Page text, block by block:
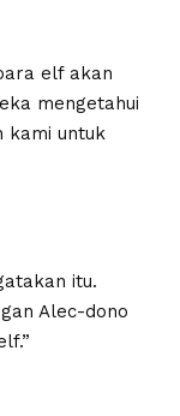
elf akan
mengetahui
kami untuk
itu.
Alec-dono